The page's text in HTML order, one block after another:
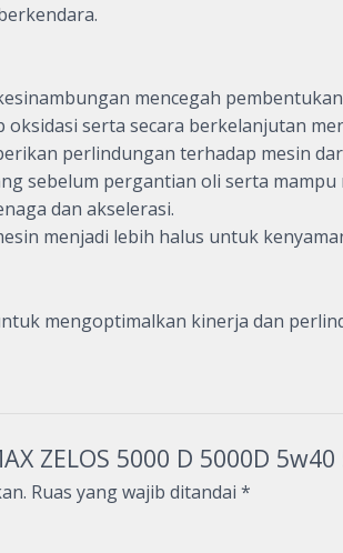
mencegah
serta secara berkelanjutan
perlindungan terhadap mesin
sebelum pergantian oli serta
dan akselerasi.
menjadi lebih halus untuk
mengoptimalkan kinerja dan
ZELOS 5000 D 5000D
Ruas yang wajib ditandai *